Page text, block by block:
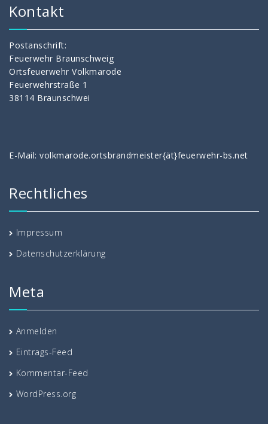
Kontakt
Postanschrift:
Feuerwehr Braunschweig
Ortsfeuerwehr Volkmarode
Feuerwehrstraße 1
38114 Braunschwei
E-Mail: volkmarode.ortsbrandmeister{ät}feuerwehr-bs.net
Rechtliches
Impressum
Datenschutzerklärung
Meta
Anmelden
Eintrags-Feed
Kommentar-Feed
WordPress.org